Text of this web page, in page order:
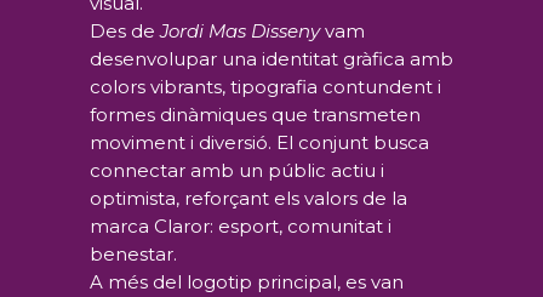
Des deJordi Mas Dissenyvam
desenvolupar una identitat gràfica amb
colors vibrants, tipografia contundent i
formes dinàmiques que transmeten
moviment i diversió. El conjunt busca
connectar amb un públic actiu i
optimista, reforçant els valors de la
marca Claror: esport, comunitat i
benestar.
A més del logotip principal, es van